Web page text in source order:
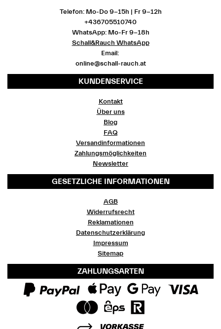
Telefon: Mo-Do 9-15h | Fr 9-12h
+436705510740
WhatsApp: Mo-Fr 9-18h
Schall&Rauch WhatsApp
Email:
online@schall-rauch.at
KUNDENSERVICE
Kontakt
Über uns
Blog
FAQ
Versandinformationen
Zahlungsmöglichkeiten
Newsletter
GESETZLICHE INFORMATIONEN
AGB
Widerrufsrecht
Reklamationen
Datenschutzerklärung
Impressum
Sitemap
ZAHLUNGSARTEN